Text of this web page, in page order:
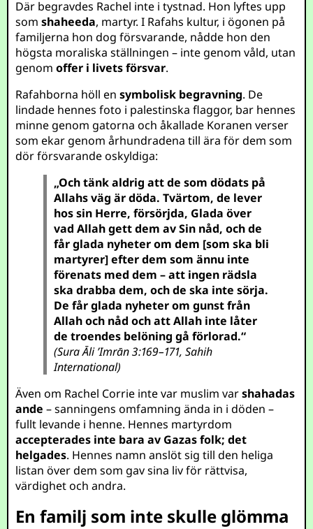
Där begravdes Rachel inte i tystnad. Hon lyftes upp
somshaheeda, martyr. I Rafahs kultur, i ögonen på
familjerna hon dog försvarande, nådde hon den
högsta moraliska ställningen – inte genom våld, utan
genomoffer i livets försvar.
Rafahborna höll ensymbolisk begravning. De
lindade hennes foto i palestinska flaggor, bar hennes
minne genom gatorna och åkallade Koranen verser
som ekar genom århundradena till ära för dem som
dör försvarande oskyldiga:
„Och tänk aldrig att de som dödats på
Allahs väg är döda. Tvärtom, de lever
hos sin Herre, försörjda, Glada över
vad Allah gett dem av Sin nåd, och de
får glada nyheter om dem [som ska bli
martyrer] efter dem som ännu inte
förenats med dem – att ingen rädsla
ska drabba dem, och de ska inte sörja.
De får glada nyheter om gunst från
Allah och nåd och att Allah inte låter
de troendes belöning gå förlorad.“
(Sura Āli ’Imrān 3:169–171, Sahih
International)
Även om Rachel Corrie inte var muslim varshahadas
ande – sanningens omfamning ända in i döden –
fullt levande i henne. Hennes martyrdom
accepterades inte bara av Gazas folk; det
helgades. Hennes namn anslöt sig till den heliga
listan över dem som gav sina liv för rättvisa,
värdighet och andra.
En familj som inte skulle glömma